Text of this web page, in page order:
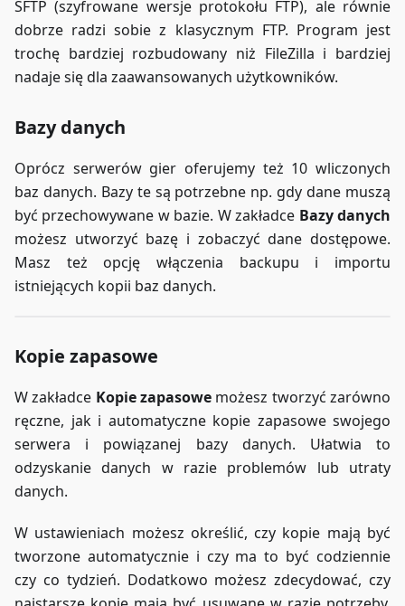
SFTP (szyfrowane wersje protokołu FTP), ale równie
dobrze radzi sobie z klasycznym FTP. Program jest
trochę bardziej rozbudowany niż FileZilla i bardziej
nadaje się dla zaawansowanych użytkowników.
Bazy danych
Oprócz serwerów gier oferujemy też 10 wliczonych
baz danych. Bazy te są potrzebne np. gdy dane muszą
być przechowywane w bazie. W zakładce Bazy danych
możesz utworzyć bazę i zobaczyć dane dostępowe.
Masz też opcję włączenia backupu i importu
istniejących kopii baz danych.
Kopie zapasowe
W zakładce Kopie zapasowe możesz tworzyć zarówno
ręczne, jak i automatyczne kopie zapasowe swojego
serwera i powiązanej bazy danych. Ułatwia to
odzyskanie danych w razie problemów lub utraty
danych.
W ustawieniach możesz określić, czy kopie mają być
tworzone automatycznie i czy ma to być codziennie
czy co tydzień. Dodatkowo możesz zdecydować, czy